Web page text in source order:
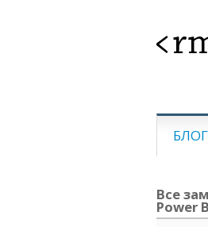
БЛОГ
Все
Power